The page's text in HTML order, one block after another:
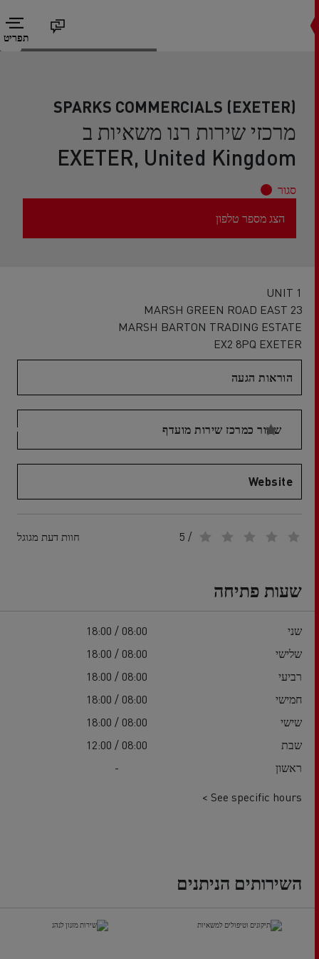
תפריט
SPARKS COMMERCIALS (EXETER)
מרכזי שירות רנו משאיות ב
EXETER, United Kingdom
סגור
הצג מספר טלפון
UNIT 1
23 MARSH GREEN ROAD EAST
MARSH BARTON TRADING ESTATE
EX2 8PQ EXETER
הוראות הגעה
שמור כמרכז שירות מועדף
Website
/ 5 חוות דעת מגוגל
שעות פתיחה
שני
08:00 / 18:00
שלישי
08:00 / 18:00
רביעי
08:00 / 18:00
חמישי
08:00 / 18:00
שישי
08:00 / 18:00
שבת
08:00 / 12:00
ראשון
-
See specific hours >
השירותים הניתנים